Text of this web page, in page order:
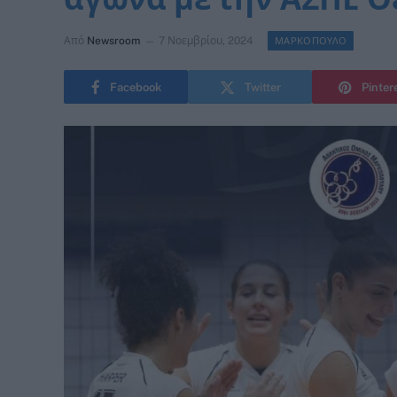
Από Newsroom 7 Νοεμβρίου, 2024 ΜΑΡΚΟΠΟΥΛΟ
Facebook Twitter